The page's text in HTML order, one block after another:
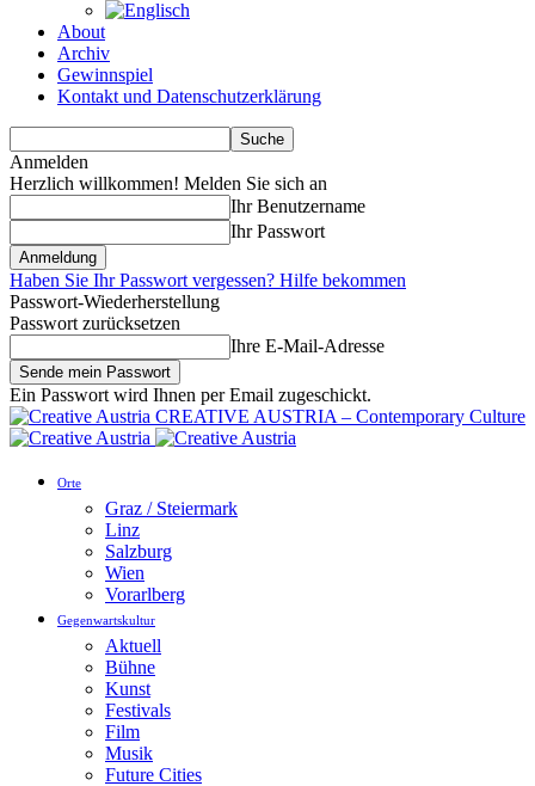
About
Archiv
Gewinnspiel
Kontakt und Datenschutzerklärung
Anmelden
Herzlich willkommen! Melden Sie sich an
Ihr Benutzername
Ihr Passwort
Haben Sie Ihr Passwort vergessen? Hilfe bekommen
Passwort-Wiederherstellung
Passwort zurücksetzen
Ihre E-Mail-Adresse
Ein Passwort wird Ihnen per Email zugeschickt.
CREATIVE AUSTRIA – Contemporary Culture
Orte
Graz / Steiermark
Linz
Salzburg
Wien
Vorarlberg
Gegenwartskultur
Aktuell
Bühne
Kunst
Festivals
Film
Musik
Future Cities